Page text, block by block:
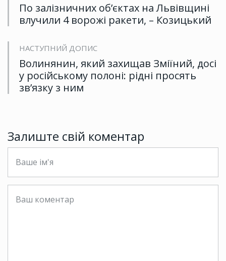
По залізничних об’єктах на Львівщині
влучили 4 ворожі ракети, – Козицький
НАСТУПНИЙ ДОПИС
Волинянин, який захищав Зміїний, досі
у російському полоні: рідні просять
зв’язку з ним
Залиште свій коментар